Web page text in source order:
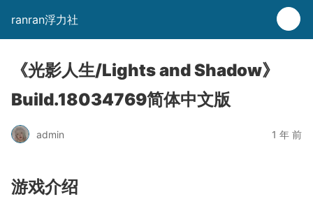
ranran浮力社
《光影人生/Lights and Shadow》
Build.18034769简体中文版
admin 1 年 前
游戏介绍